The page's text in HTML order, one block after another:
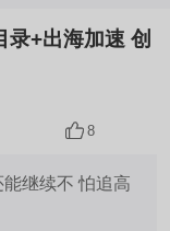
产能50GWh，但
触功能复合材
及硬质合金四大
8
继续不 怕追高